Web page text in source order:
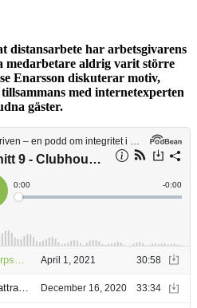
distansarbete har arbetsgivarens
medarbetare aldrig varit större
Enarsson diskuterar motiv,
med internetexperten
gäster.